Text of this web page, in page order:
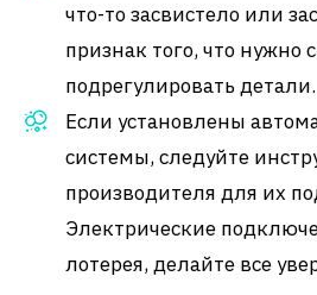
что-то засвистело или
признак того, что нужно
подрегулировать детали.
Если установлены
системы, следуйте
производителя для их
Электрические
лотерея, делайте все